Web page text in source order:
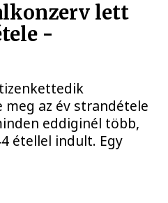
lett
-
az év strandétele
eddiginél több,
étellel indult. Egy